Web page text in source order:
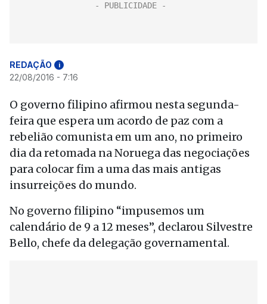
REDAÇÃO i
22/08/2016 - 7:16
O governo filipino afirmou nesta segunda-
feira que espera um acordo de paz com a
rebelião comunista em um ano, no primeiro
dia da retomada na Noruega das negociações
para colocar fim a uma das mais antigas
insurreições do mundo.
No governo filipino “impusemos um
calendário de 9 a 12 meses”, declarou Silvestre
Bello, chefe da delegação governamental.